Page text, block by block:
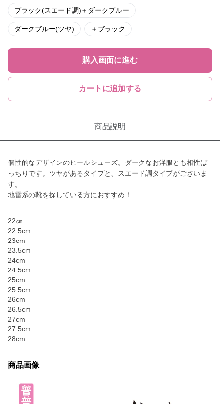
ブラック(スエード調)＋ダークブルー
ダークブルー(ツヤ) ＋ブラック
購入画面に進む
カートに追加する
商品説明
個性的なデザインのヒールシューズ。ダークなお洋服とも相性ば
っちりです。ツヤがあるタイプと、スエード調タイプがございま
す。
地雷系の靴を探している方におすすめ！
22㎝
22.5cm
23cm
23.5cm
24cm
24.5cm
25cm
25.5cm
26cm
26.5cm
27cm
27.5cm
28cm
商品画像